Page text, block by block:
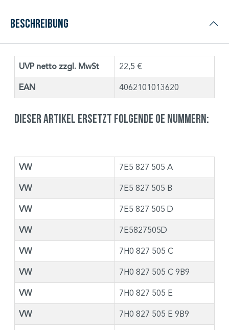
Beschreibung
UVP netto zzgl. MwSt 22,5 €
EAN 4062101013620
Dieser Artikel ersetzt folgende OE Nummern:
VW 7E5 827 505 A
VW 7E5 827 505 B
VW 7E5 827 505 D
VW 7E5827505D
VW 7H0 827 505 C
VW 7H0 827 505 C 9B9
VW 7H0 827 505 E
VW 7H0 827 505 E 9B9